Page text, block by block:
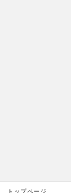
トップページ